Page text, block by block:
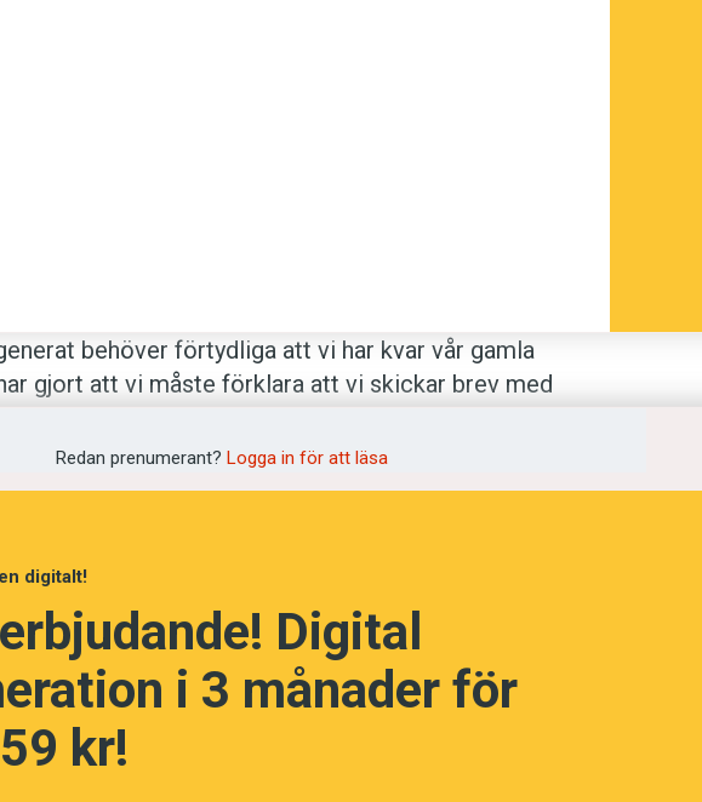
behöver förtydliga att vi har kvar vår gamla
gjort att vi måste förklara att vi skickar brev med
Fenomenet uppmärksammas på Svenska­
person myntar snigelpost, och vips har språket
Redan prenumerant? Logga in för att läsa
digitalt!
Digital
i 3 månader för
kr!